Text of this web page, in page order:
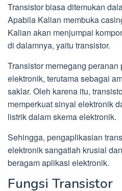
Transistor biasa ditemukan
Apabila Kalian membuka
Kalian akan menjumpai
di dalamnya, yaitu transistor.
Transistor memegang
elektronik, terutama sebagai
saklar. Oleh karena itu,
memperkuat sinyal elektronik
listrik dalam skema elektronik.
Sehingga, pengaplikasian
elektronik sangatlah krusial
beragam aplikasi elektronik.
Fungsi Transistor